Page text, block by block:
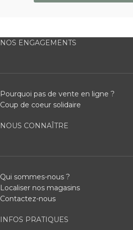
NOS ENGAGEMENTS
Pourquoi pas de vente en ligne ?
Coup de coeur solidaire
NOUS CONNAÎTRE
Qui sommes-nous ?
Localiser nos magasins
Contactez-nous
INFOS PRATIQUES